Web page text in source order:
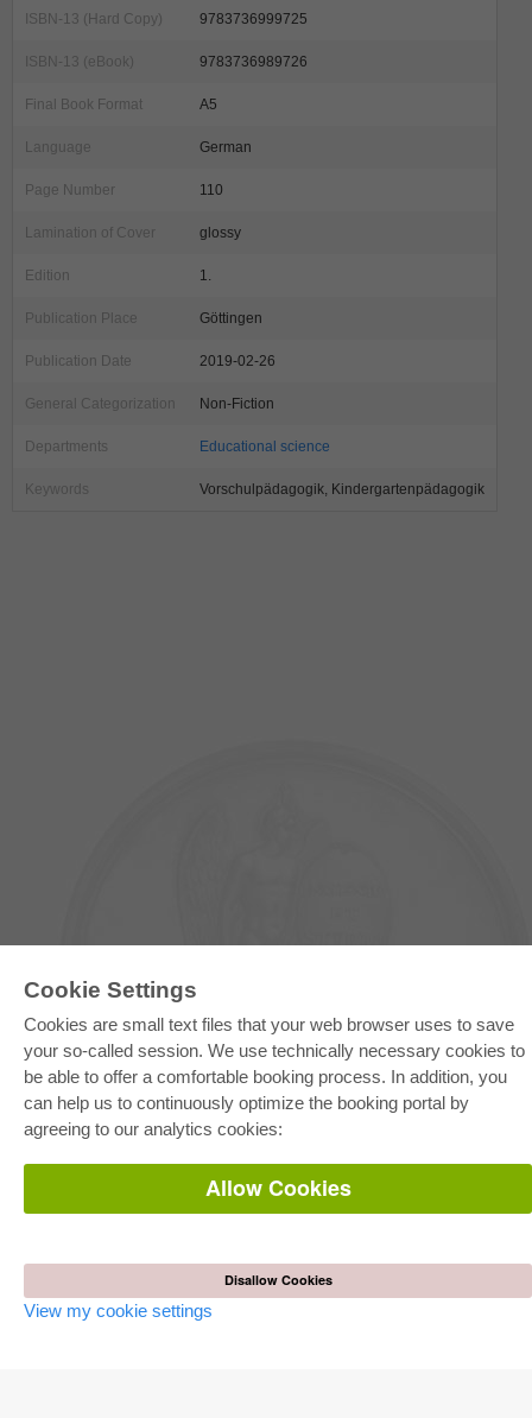
Cookie Settings
Cookies are small text files that your web browser uses to save
your so-called session. We use technically necessary cookies to
be able to offer a comfortable booking process. In addition, you
can help us to continuously optimize the booking portal by
agreeing to our analytics cookies:
Allow Cookies
Disallow Cookies
View my cookie settings
ISBN-13 (Hard Copy) 9783736999725
ISBN-13 (eBook) 9783736989726
Final Book Format A5
Language German
Page Number 110
Lamination of Cover glossy
Edition 1.
Publication Place Göttingen
Publication Date 2019-02-26
General Categorization Non-Fiction
Departments Educational science
Keywords Vorschulpädagogik, Kindergartenpädagogik
E-COLLECTION
Full Package
Department Packages
Pick & Choose
E-Book Delivery
Frequently Asked Questions (FAQ)
AUTOR WERDEN